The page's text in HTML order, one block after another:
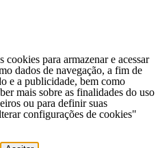
para armazenar e acessar
dados de navegação, a fim de
e a publicidade, bem como
mais sobre as finalidades do uso
ou para definir suas
configurações de cookies"